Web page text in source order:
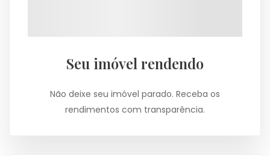
Seu imóvel rendendo
Não deixe seu imóvel parado. Receba os
rendimentos com transparência.